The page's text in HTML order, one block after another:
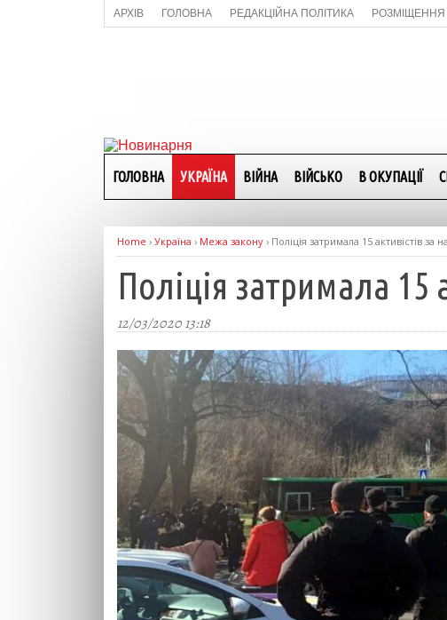
АРХІВ ГОЛОВНА РЕДАКЦІЙНА ПОЛІТИКА
ГОЛОВНА УКРАЇНА ВІЙНА ВІЙСЬКО В ОКУПАЦІЇ
Home › Україна › Межа закону › Поліція затримала 15 активістів за
Поліція затримала 15
12/03/2020 13:18